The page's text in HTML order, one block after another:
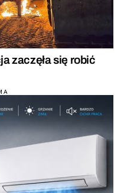
zaczęła się robić